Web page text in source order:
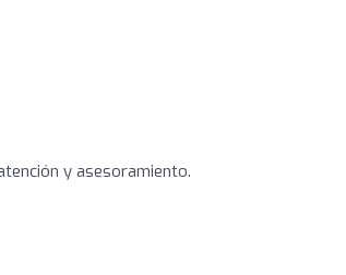
y asesoramiento.